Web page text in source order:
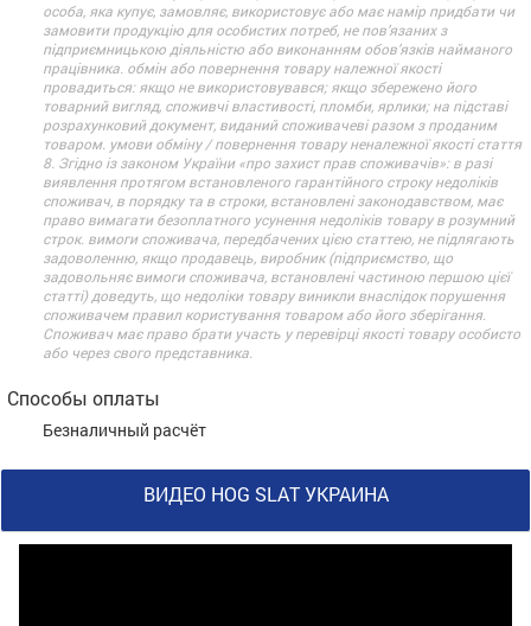
особа, яка купує, замовляє, використовує або має намір придбати чи
замовити продукцію для особистих потреб, не пов’язаних з
підприємницькою діяльністю або виконанням обов’язків найманого
працівника. обмін або повернення товару належної якості
провадиться: якщо не використовувався; якщо збережено його
товарний вигляд, споживчі властивості, пломби, ярлики; на підставі
розрахунковий документ, виданий споживачеві разом з проданим
товаром. умови обміну / повернення товару неналежної якості стаття
8. Згідно із законом України «про захист прав споживачів»: в разі
виявлення протягом встановленого гарантійного строку недоліків
споживач, в порядку та в строки, встановлені законодавством, має
право вимагати безоплатного усунення недоліків товару в розумний
строк. вимоги споживача, передбачених цією статтею, не підлягають
задоволенню, якщо продавець, виробник (підприємство, що
задовольняє вимоги споживача, встановлені частиною першою цієї
статті) доведуть, що недоліки товару виникли внаслідок порушення
споживачем правил користування товаром або його зберігання.
Споживач має право брати участь у перевірці якості товару особисто
або через свого представника.
Способы оплаты
Безналичный расчёт
ВИДЕО HOG SLAT УКРАИНА